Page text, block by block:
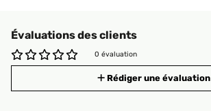
Évaluations des clients
0 évaluation
Rédiger une évaluation